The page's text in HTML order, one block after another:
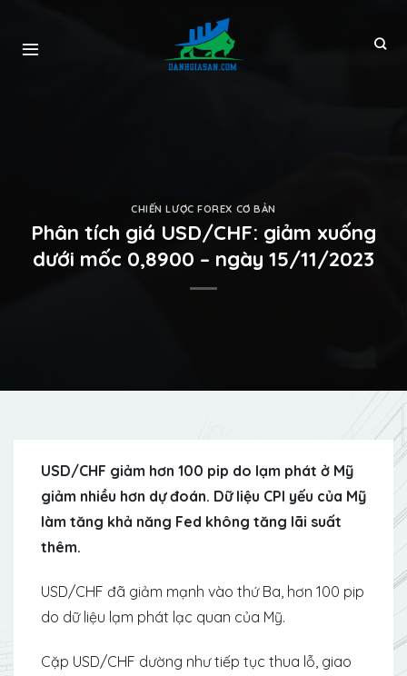
CHIẾN LƯỢC FOREX CƠ BẢN
Phân tích giá USD/CHF: giảm xuống
dưới mốc 0,8900 – ngày 15/11/2023
USD/CHF giảm hơn 100 pip do lạm phát ở Mỹ
giảm nhiều hơn dự đoán. Dữ liệu CPI yếu của Mỹ
làm tăng khả năng Fed không tăng lãi suất
thêm.
USD/CHF đã giảm mạnh vào thứ Ba, hơn 100 pip
do dữ liệu lạm phát lạc quan của Mỹ.
Cặp USD/CHF dường như tiếp tục thua lỗ, giao